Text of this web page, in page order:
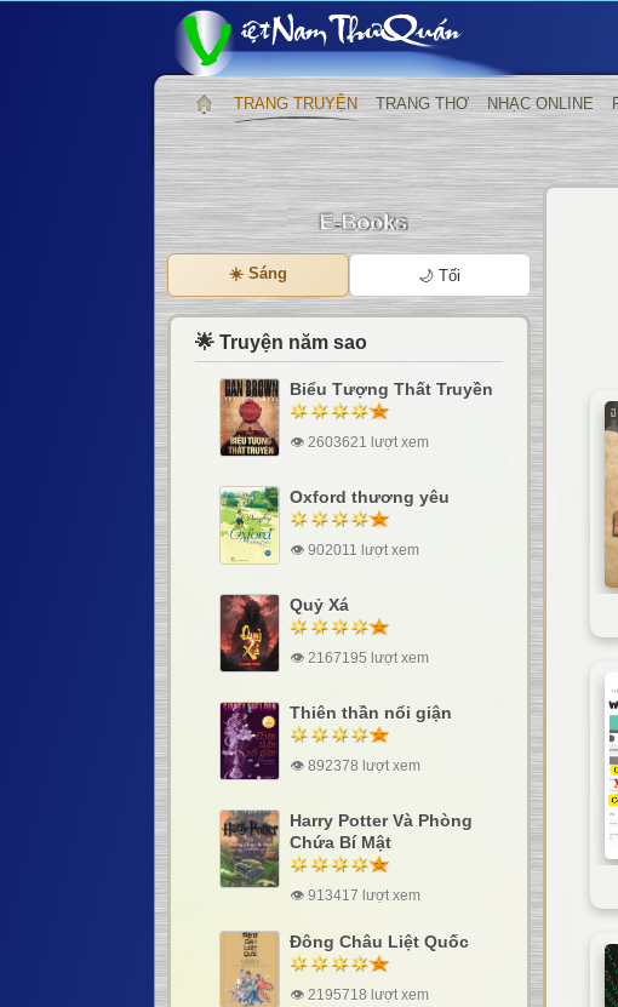
TRANG TRUYỆN TRANG THƠ NHẠC ONLINE
☀️ Sáng 🌙 Tối
🌟 Truyện năm sao
Biểu Tượng Thất Truyền
👁 2603621 lượt xem
Oxford thương yêu
👁 902011 lượt xem
Quỷ Xá
👁 2167195 lượt xem
Thiên thần nổi giận
👁 892378 lượt xem
Harry Potter Và Phòng
Chứa Bí Mật
👁 913417 lượt xem
Đông Châu Liệt Quốc
👁 2195718 lượt xem